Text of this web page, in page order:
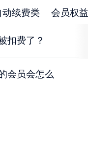
动续费类 会员权
扣费了？
会员会怎么